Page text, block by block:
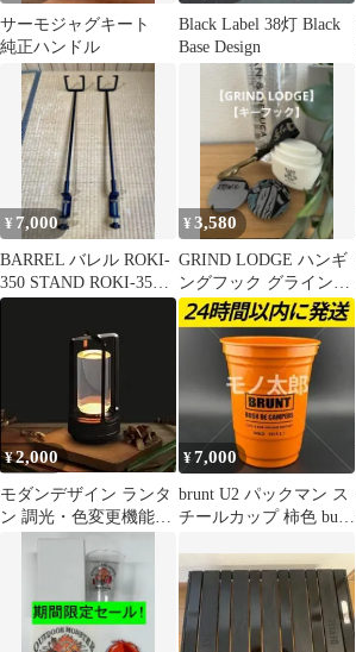
サーモジャグキート
純正ハンドル
Black Label 38灯 Black
Base Design
¥ 7,000
BARREL バレル ROKI-
350 STAND ROKI-350
専用スタンド
¥3,580
GRIND LODGE ハンギ
ングフック グラインド
ロッヂ
¥2,000
モダンデザイン ランタ
ン 調光・色変更機能付
¥7,000
brunt U2 パックマン ス
チールカップ 柿色 bush